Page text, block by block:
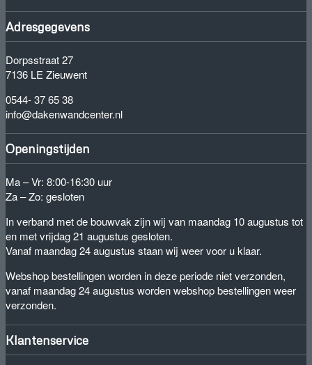
Adresgegevens
Dorpsstraat 27
7136 LE Zieuwent
0544- 37 65 38
info@dakenwandcenter.nl
Openingstijden
Ma – Vr: 8:00-16:30 uur
Za – Zo: gesloten
In verband met de bouwvak zijn wij van maandag 10 augustus tot
en met vrijdag 21 augustus gesloten.
Vanaf maandag 24 augustus staan wij weer voor u klaar.
Webshop bestellingen worden in deze periode niet verzonden,
vanaf maandag 24 augustus worden webshop bestellingen weer
verzonden.
Klantenservice